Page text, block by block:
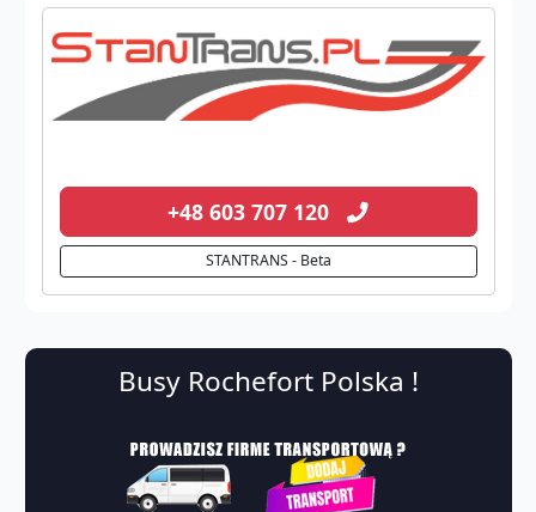
+48 603 707 120
STANTRANS - Beta
Busy Rochefort Polska !